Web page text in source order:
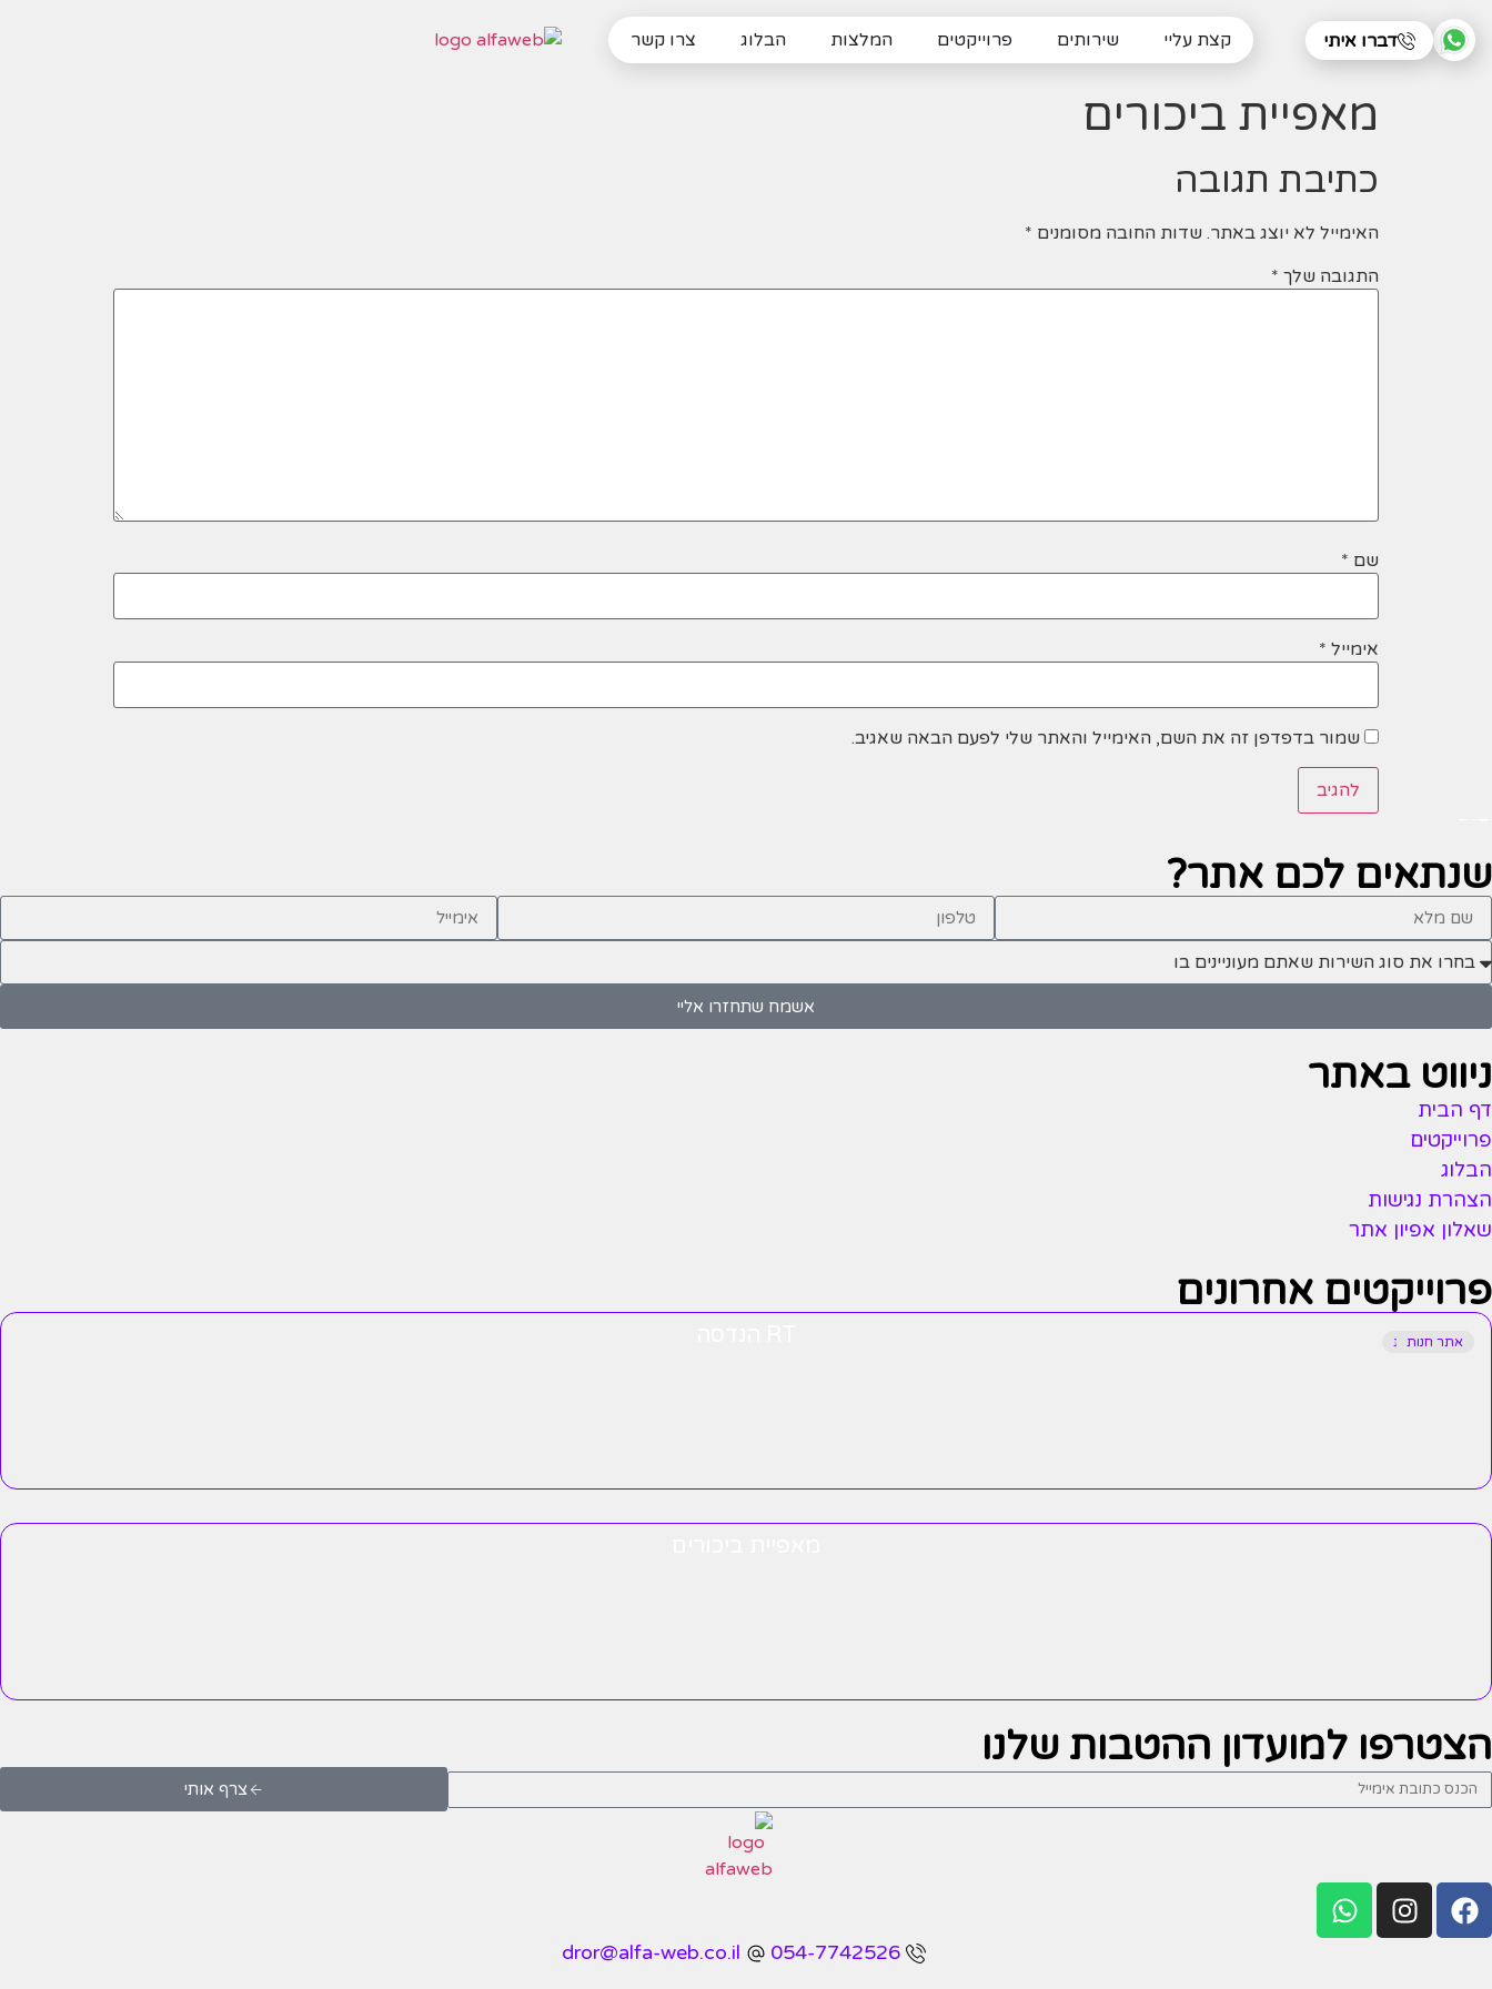
דברו איתי קצת עליי שירותים פרוייקטים המלצות הבלוג צרו קשר
מאפיית ביכורים
כתיבת תגובה
האימייל לא יוצג באתר. שדות החובה מסומנים *
התגובה שלך *
שם *
אימייל *
שמור בדפדפן זה את השם, האימייל והאתר שלי לפעם הבאה שאגיב.
שנתאים לכם אתר?
אשמח שתחזרו אליי
ניווט באתר
דף הבית
פרוייקטים
הבלוג
הצהרת נגישות
שאלון אפיון אתר
פרוייקטים אחרונים
אתר תדמית
אתר חנות
הצטרפו למועדון ההטבות שלנו
צרף אותי
054-7742526
dror@alfa-web.co.il